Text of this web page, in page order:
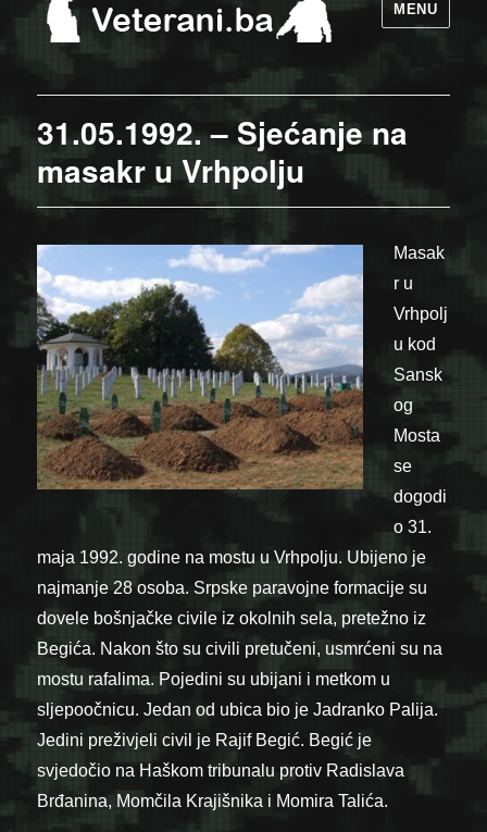
MENU
31.05.1992. – Sjećanje na
masakr u Vrhpolju
Masak
r u
Vrhpolj
u kod
Sansk
og
Mosta
se
dogodi
o 31.
maja 1992. godine na mostu u Vrhpolju. Ubijeno je
najmanje 28 osoba. Srpske paravojne formacije su
dovele bošnjačke civile iz okolnih sela, pretežno iz
Begića. Nakon što su civili pretučeni, usmrćeni su na
mostu rafalima. Pojedini su ubijani i metkom u
sljepoočnicu. Jedan od ubica bio je Jadranko Palija.
Jedini preživjeli civil je Rajif Begić. Begić je
svjedočio na Haškom tribunalu protiv Radislava
Brđanina, Momčila Krajišnika i Momira Talića.